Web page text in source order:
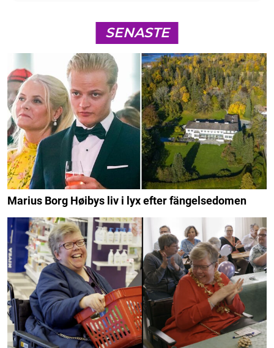
SENASTE
Marius Borg Høibys liv i lyx efter fängelsedomen